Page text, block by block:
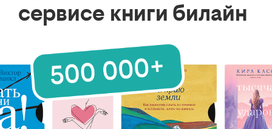
сервисе книги билайн